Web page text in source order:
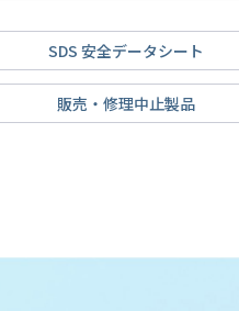
習模型
プデンチャー
デンチャー模型 部分金属床義歯
拡大歯ブラシ（2倍大）
歯周病と歯の疾患
松風 口腔内撮影用ミラー
松風クロスポラライザー
りっぷるとれーなー
りっぷるくん
シェードアップナビⅡ
MiCDインスツルメント キット
エースクラップインスツルメン
ト
鋳造用リング・真空ポンプ等
ソリディライトLED/サブライトV
フィットデンチャーシステム
L-クリーナー(SLC-Ⅱ)
松風ラボエア-Z オイルフリー
ト 〈LED仕様〉
その他器具・機械
デンタルメジャーⅡ
ソフループ® エクストラ・プロテ
クション・プラス・マスク(シー
ルド付/ゴムタイプ)
バイオサニタイザーワイプ
ノイチャージ
ピカAJ）
リステリンシリーズ
舌ケアプレミアム
デンタルフロス
デンタルフロス
電動歯ブラシ
iOシリーズ専用替えブラシ 4種類
魅せる白い歯〜審美修復の臨床
と今後の展望について〜
MIコンセプトに基づく審美歯科
生士のThe COLLABORATION〜
そのイビキ！睡眠時無呼吸か
も？
お口の健康と妊産婦＆赤ちゃん
メルサージュPCペレット
サージセル・アブソーバブル・
ヘモスタットMD
SDS 安全データシート
販売・修理中止製品